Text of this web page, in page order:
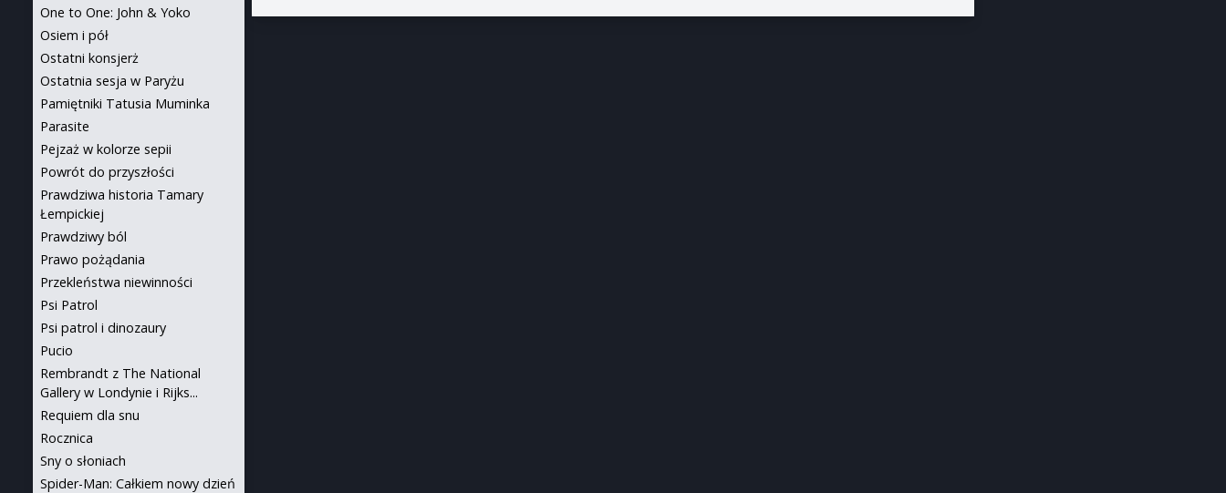
One to One: John & Yoko
Osiem i pół
Ostatni konsjerż
Ostatnia sesja w Paryżu
Pamiętniki Tatusia Muminka
Parasite
Pejzaż w kolorze sepii
Powrót do przyszłości
Prawdziwa historia Tamary
Łempickiej
Prawdziwy ból
Prawo pożądania
Przekleństwa niewinności
Psi Patrol
Psi patrol i dinozaury
Pucio
Rembrandt z The National
Gallery w Londynie i Rijks...
Requiem dla snu
Rocznica
Sny o słoniach
Spider-Man: Całkiem nowy dzień